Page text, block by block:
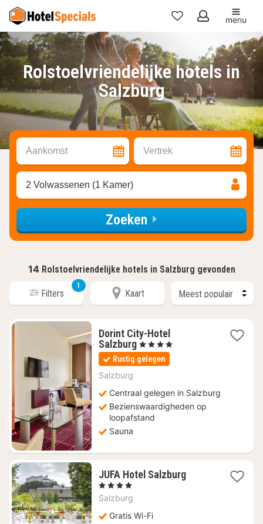
Mijn
favorieten
menu
Rolstoelvriendelijke hotels in
Salzburg
Aankomst Vertrek
2 Volwassenen (1 Kamer)
Zoeken
14 Rolstoelvriendelijke hotels in Salzburg gevonden
Filters
1
Kaart
Dorint City-Hotel
Salzburg1
nacht
vanaf
, 4 Sterren
Rustig gelegen
Salzburg
Centraal gelegen in Salzburg
Bezienswaardigheden op
loopafstand
Sauna
JUFA Hotel Salzburg1
, 4 Sterren
Salzburg
Gratis Wi-Fi